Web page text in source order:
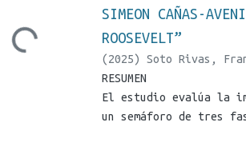
Loading...
SIMEON CAÑAS-
ROOSEVELT”
(2025) Soto Rivas,
Alexander
Jose;Lopez,Rigoberto ;
SR18026@ues.edu.sv;
RESUMEN
El estudio evalúa la
un semáforo de tres